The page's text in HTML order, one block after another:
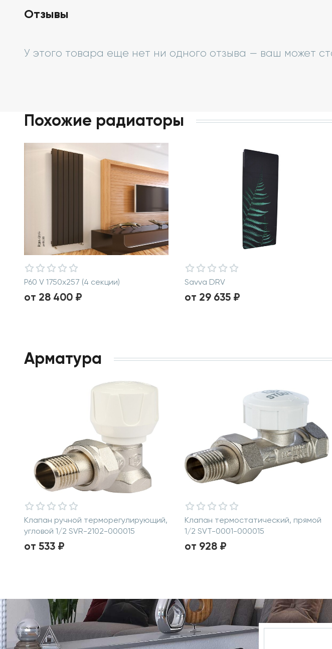
Отзывы
У этого товара еще нет ни одного отзыва — ваш может
Похожие радиаторы
P60 V 1750х257 (4 секции)
от 28 400 ₽
Savva DRV
от 29 635 ₽
Арматура
Клапан ручной терморегулирующий,
угловой 1/2 SVR-2102-000015
от 533 ₽
Клапан термостатический, прямой
1/2 SVT-0001-000015
от 928 ₽